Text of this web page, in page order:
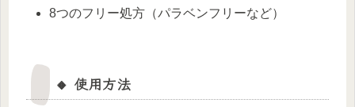
8つのフリー処方（パラベンフリーなど）
🔸 使用方法